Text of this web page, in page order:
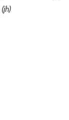
(jh)